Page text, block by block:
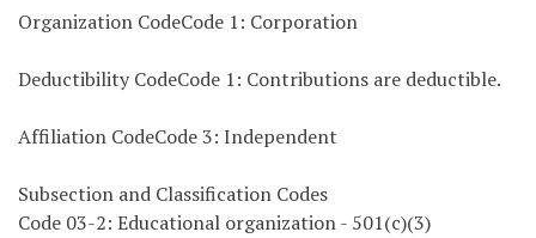
Organization CodeCode 1: Corporation
Deductibility CodeCode 1: Contributions are deductible.
Affiliation CodeCode 3: Independent
Subsection and Classification Codes
Code 03-2: Educational organization - 501(c)(3)